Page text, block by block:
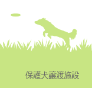
保護犬譲渡施設